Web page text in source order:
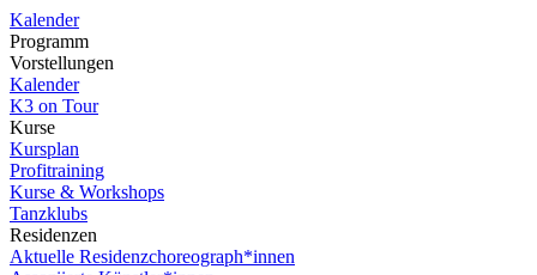
Kalender
Programm
Vorstellungen
Kalender
K3 on Tour
Kurse
Kursplan
Profitraining
Kurse & Workshops
Tanzklubs
Residenzen
Aktuelle Residenzchoreograph*innen